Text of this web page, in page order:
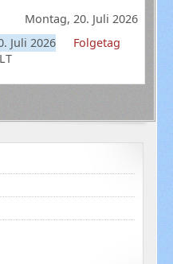
Montag, 20. Juli 2026
Juli 2026
Folgetag